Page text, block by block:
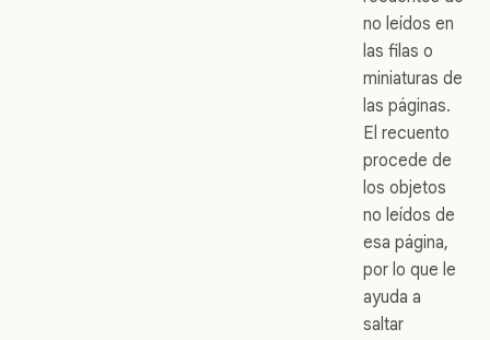
no leídos en
las filas o
miniaturas de
las páginas.
El recuento
procede de
los objetos
no leídos de
esa página,
por lo que le
ayuda a
saltar